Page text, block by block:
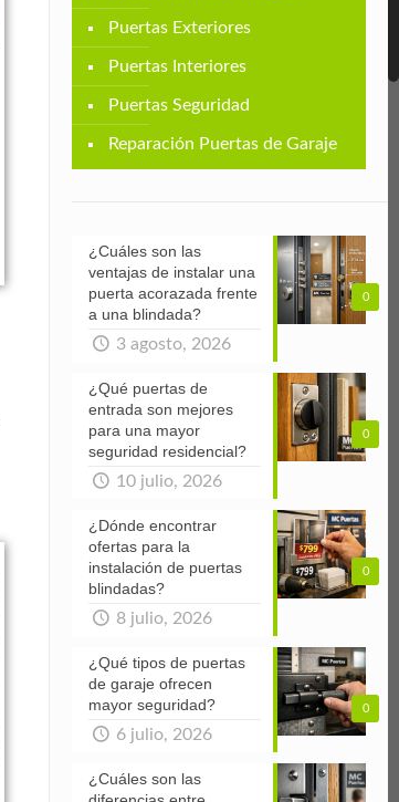
Puertas Exteriores
Puertas Interiores
Puertas Seguridad
Reparación Puertas de Garaje
0
¿Cuáles son las
ventajas de instalar una
puerta acorazada frente
a una blindada?
3 agosto, 2026
0
¿Qué puertas de
entrada son mejores
para una mayor
seguridad residencial?
10 julio, 2026
0
¿Dónde encontrar
ofertas para la
instalación de puertas
blindadas?
8 julio, 2026
0
¿Qué tipos de puertas
de garaje ofrecen
mayor seguridad?
6 julio, 2026
¿Cuáles son las